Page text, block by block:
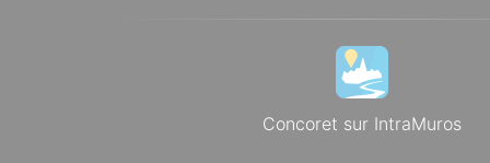
Concoret sur IntraMuros